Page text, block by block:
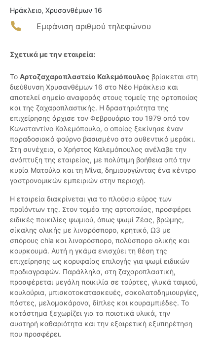
Ηράκλειο, Χρυσανθέμων 16
Εμφάνιση αριθμού τηλεφώνου
Σχετικά με την εταιρεία:
Το Αρτοζαχαροπλαστείο Καλεμόπουλος βρίσκεται στη
διεύθυνση Χρυσανθέμων 16 στο Νέο Ηράκλειο και
αποτελεί σημείο αναφοράς στους τομείς της αρτοποιίας
και της ζαχαροπλαστικής. Η δραστηριότητα της
επιχείρησης άρχισε τον Φεβρουάριο του 1979 από τον
Κωνσταντίνο Καλεμόπουλο, ο οποίος ξεκίνησε έναν
παραδοσιακό φούρνο βασισμένο στο αυθεντικό μεράκι.
Στη συνέχεια, ο Χρήστος Καλεμόπουλος ανέλαβε την
ανάπτυξη της εταιρείας, με πολύτιμη βοήθεια από την
κυρία Ματούλα και τη Μίνα, δημιουργώντας ένα κέντρο
γαστρονομικών εμπειριών στην περιοχή.
Η εταιρεία διακρίνεται για το πλούσιο εύρος των
προϊόντων της. Στον τομέα της αρτοποιίας, προσφέρει
ειδικές ποικιλίες ψωμιού, όπως ψωμί Ζέας, βρώμης,
σίκαλης ολικής με λιναρόσπορο, κρητικό, Ω3 με
σπόρους chia και λιναρόσπορο, πολύσπορο ολικής και
κουρκουμά. Αυτή η γκάμα ενισχύει τη θέση της
επιχείρησης ως κορυφαίας επιλογής για ψωμί ειδικών
προδιαγραφών. Παράλληλα, στη ζαχαροπλαστική,
προσφέρεται μεγάλη ποικιλία σε τούρτες, γλυκά ταψιού,
κουλούρια, μπισκοτοκατασκευές, σοκολατοδημιουργίες,
πάστες, μελομακάρονα, δίπλες και κουραμπιέδες. Το
κατάστημα ξεχωρίζει για τα ποιοτικά υλικά, την
αυστηρή καθαριότητα και την εξαιρετική εξυπηρέτηση
που προσφέρει.